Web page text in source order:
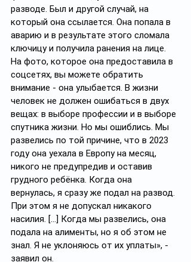
разводе. Был и другой случай, на
который она ссылается. Она попала в
аварию и в результате этого сломала
ключицу и получила ранения на лице.
На фото, которое она предоставила в
соцсетях, вы можете обратить
внимание - она улыбается. В жизни
человек не должен ошибаться в двух
вещах: в выборе профессии и в выборе
спутника жизни. Но мы ошиблись. Мы
развелись по той причине, что в 2023
году она уехала в Европу на месяц,
никого не предупредив и оставив
грудного ребёнка. Когда она
вернулась, я сразу же подал на развод.
При этом я не допускал никакого
насилия. [...] Когда мы развелись, она
подала на алименты, но я об этом не
знал. Я не уклоняюсь от их уплаты», -
заявил он.